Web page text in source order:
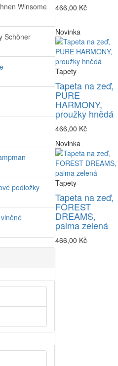
Winsome
Schöner
podložky
466,00 Kč
Novinka
Tapety
Tapeta na zeď,
PURE
HARMONY,
proužky hnědá
466,00 Kč
Novinka
Tapety
Tapeta na zeď,
FOREST
DREAMS,
palma zelená
466,00 Kč